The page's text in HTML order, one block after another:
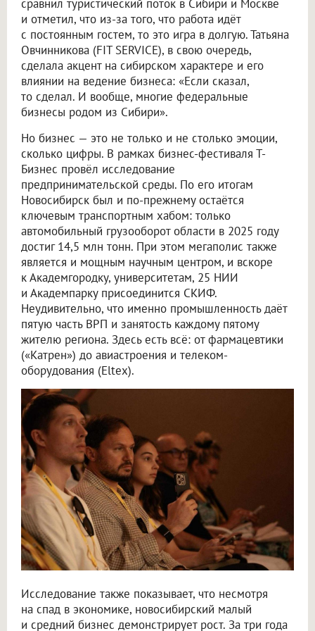
сравнил туристический поток в Сибири и Москве
и отметил, что из-за того, что работа идёт
с постоянным гостем, то это игра в долгую. Татьяна
Овчинникова (FIT SERVICE), в свою очередь,
сделала акцент на сибирском характере и его
влиянии на ведение бизнеса: «Если сказал,
то сделал. И вообще, многие федеральные
бизнесы родом из Сибири».
Но бизнес — это не только и не столько эмоции,
сколько цифры. В рамках бизнес-фестиваля Т-
Бизнес провёл исследование
предпринимательской среды. По его итогам
Новосибирск был и по-прежнему остаётся
ключевым транспортным хабом: только
автомобильный грузооборот области в 2025 году
достиг 14,5 млн тонн. При этом мегаполис также
является и мощным научным центром, и вскоре
к Академгородку, университетам, 25 НИИ
и Академпарку присоединится СКИФ.
Неудивительно, что именно промышленность даёт
пятую часть ВРП и занятость каждому пятому
жителю региона. Здесь есть всё: от фармацевтики
(«Катрен») до авиастроения и телеком-
оборудования (Eltex).
Исследование также показывает, что несмотря
на спад в экономике, новосибирский малый
и средний бизнес демонстрирует рост. За три года